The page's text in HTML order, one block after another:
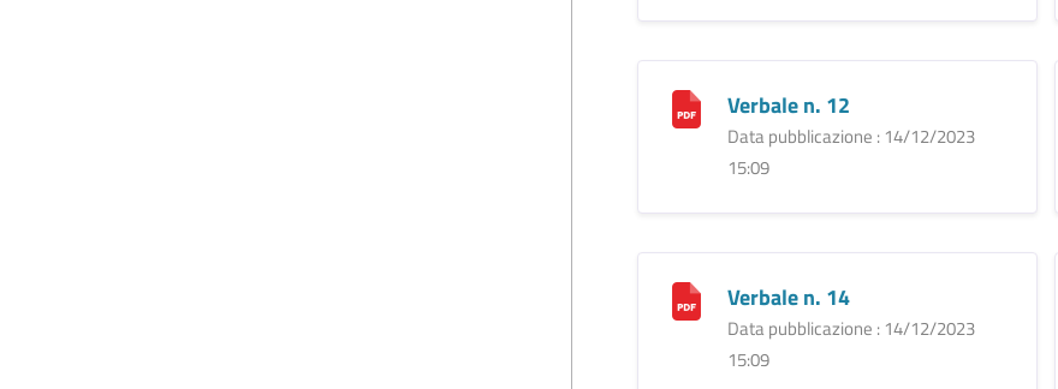
Verbale n. 12
Data pubblicazione : 14/12/2023
15:09
Verbale n. 14
Data pubblicazione : 14/12/2023
15:09